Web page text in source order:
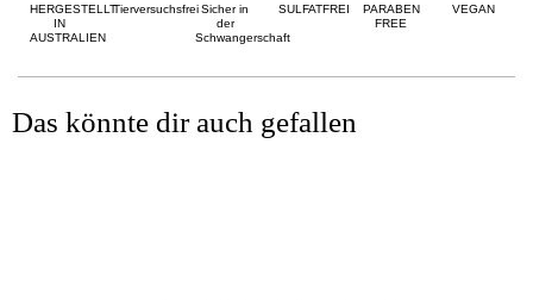
HERGESTELLT
IN
AUSTRALIEN
Tierversuchsfrei Sicher in
der
Schwangerschaft
SULFATFREI
PARABEN
FREE
VEGAN
Das könnte dir auch gefallen